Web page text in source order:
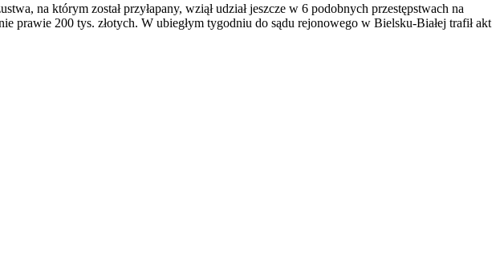
na którym został przyłapany, wziął udział jeszcze w 6 podobnych przestępstwach na
prawie 200 tys. złotych. W ubiegłym tygodniu do sądu rejonowego w Bielsku-Białej trafił akt